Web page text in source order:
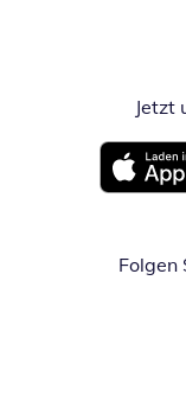
Jetzt
Öffnet in
Folgen